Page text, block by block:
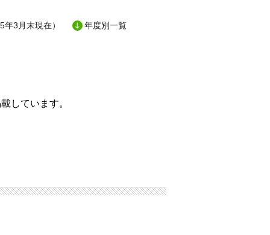
3月末現在） 年度別一覧
しています。